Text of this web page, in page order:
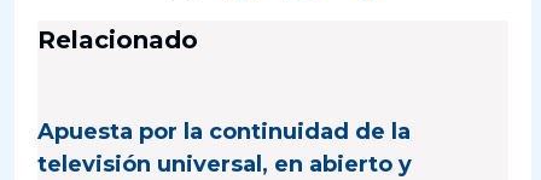
Relacionado
Apuesta por la continuidad de la
televisión universal, en abierto y